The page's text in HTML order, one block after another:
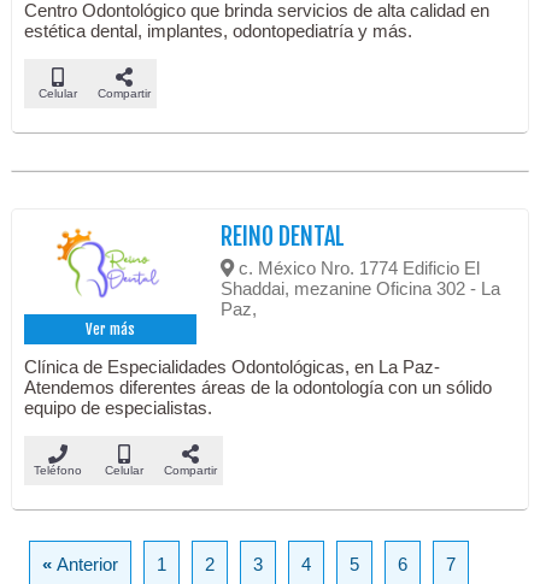
Centro Odontológico que brinda servicios de alta calidad en
estética dental, implantes, odontopediatría y más.
Celular Compartir
Ver más
REINO DENTAL
c. México Nro. 1774 Edificio El
Shaddai, mezanine Oficina 302 - La
Paz,
Clínica de Especialidades Odontológicas, en La Paz-
Atendemos diferentes áreas de la odontología con un sólido
equipo de especialistas.
Teléfono Celular Compartir
«Anterior 1 2 3 4 5 6 7